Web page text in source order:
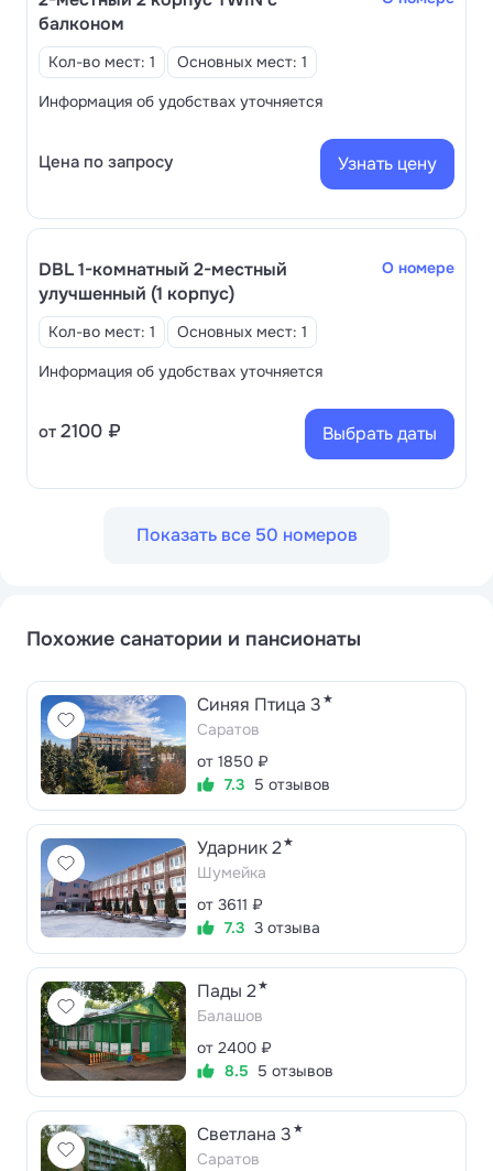
балконом
Кол-во мест: 1
Основных мест: 1
Информация об удобствах уточняется
Цена по запросу Узнать цену
DBL 1-комнатный 2-местный
улучшенный (1 корпус)
О номере
Кол-во мест: 1
Основных мест: 1
Информация об удобствах уточняется
от 2100 ₽ Выбрать даты
Показать все 50 номеров
Похожие санатории и пансионаты
Синяя Птица 3 ★
Саратов
от 1850 ₽
7.3 5 отзывов
Ударник 2★
Шумейка
от 3611 ₽
7.3 3 отзыва
Пады 2★
Балашов
от 2400 ₽
8.5 5 отзывов
Светлана 3 ★
Саратов